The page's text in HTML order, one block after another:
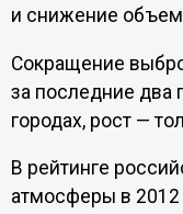
и снижение
Сокращение
за последние два
городах, рост —
В рейтинге
атмосферы в 2012